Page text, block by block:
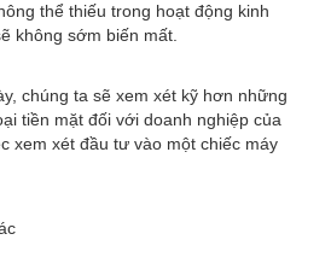
thể thiếu trong hoạt động kinh
không sớm biến mất.
chúng ta sẽ xem xét kỹ hơn những
tiền mặt đối với doanh nghiệp của
xem xét đầu tư vào một chiếc máy